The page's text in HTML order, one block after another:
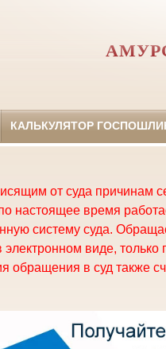
КАЛЬКУЛЯТОР
от суда причинам
настоящее время
систему суда.
виде, только
обращения в суд также